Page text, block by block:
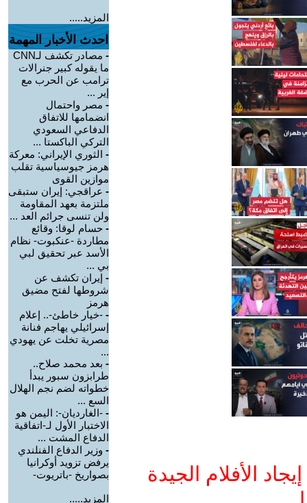
الأفلام الجيدة
المزيد.....
احدث الأخبار المهمة
-
مصادر تكشف لـCNN
ما يقوله كبير جنرالات
ترامب عن الحرب مع
إير ...
- مصر واحتمال
انضمامها للاتفاق
الدفاعي السعودي
التركي الباكستا ...
- الثوري الإيراني: معركة
هرمز جيوسياسية تقلب
موازين القوى
- عراقجي: إيران ستبقى
ملتزمة بعهد المقاومة
ولن تنسى جرائم العد ...
- حسام لوقا: وقائع
مطاردة -عنكبوت- نظام
الأسد عبر تحقيق لبي
بي ...
- إيران تكشف عن
شروطها لفتح مضيق
هرمز
- -خيار خاطئ-.. إعلام
إسرائيلي يهاجم فنانة
مصرية تخلت عن يهودي
...
- بعد محمد صلاح..
طرابزون سبور يبدأ
خطواته لضم نجم الهلال
السع ...
- -الغارديان-: اليمن هو
الاختبار الأول لـ-اتفاقية
الدفاع المشت ...
- وزير الدفاع الفنلندي
يرفض تزويد أوكرانيا
بصواريخ -باتريوت-
المزيد.....